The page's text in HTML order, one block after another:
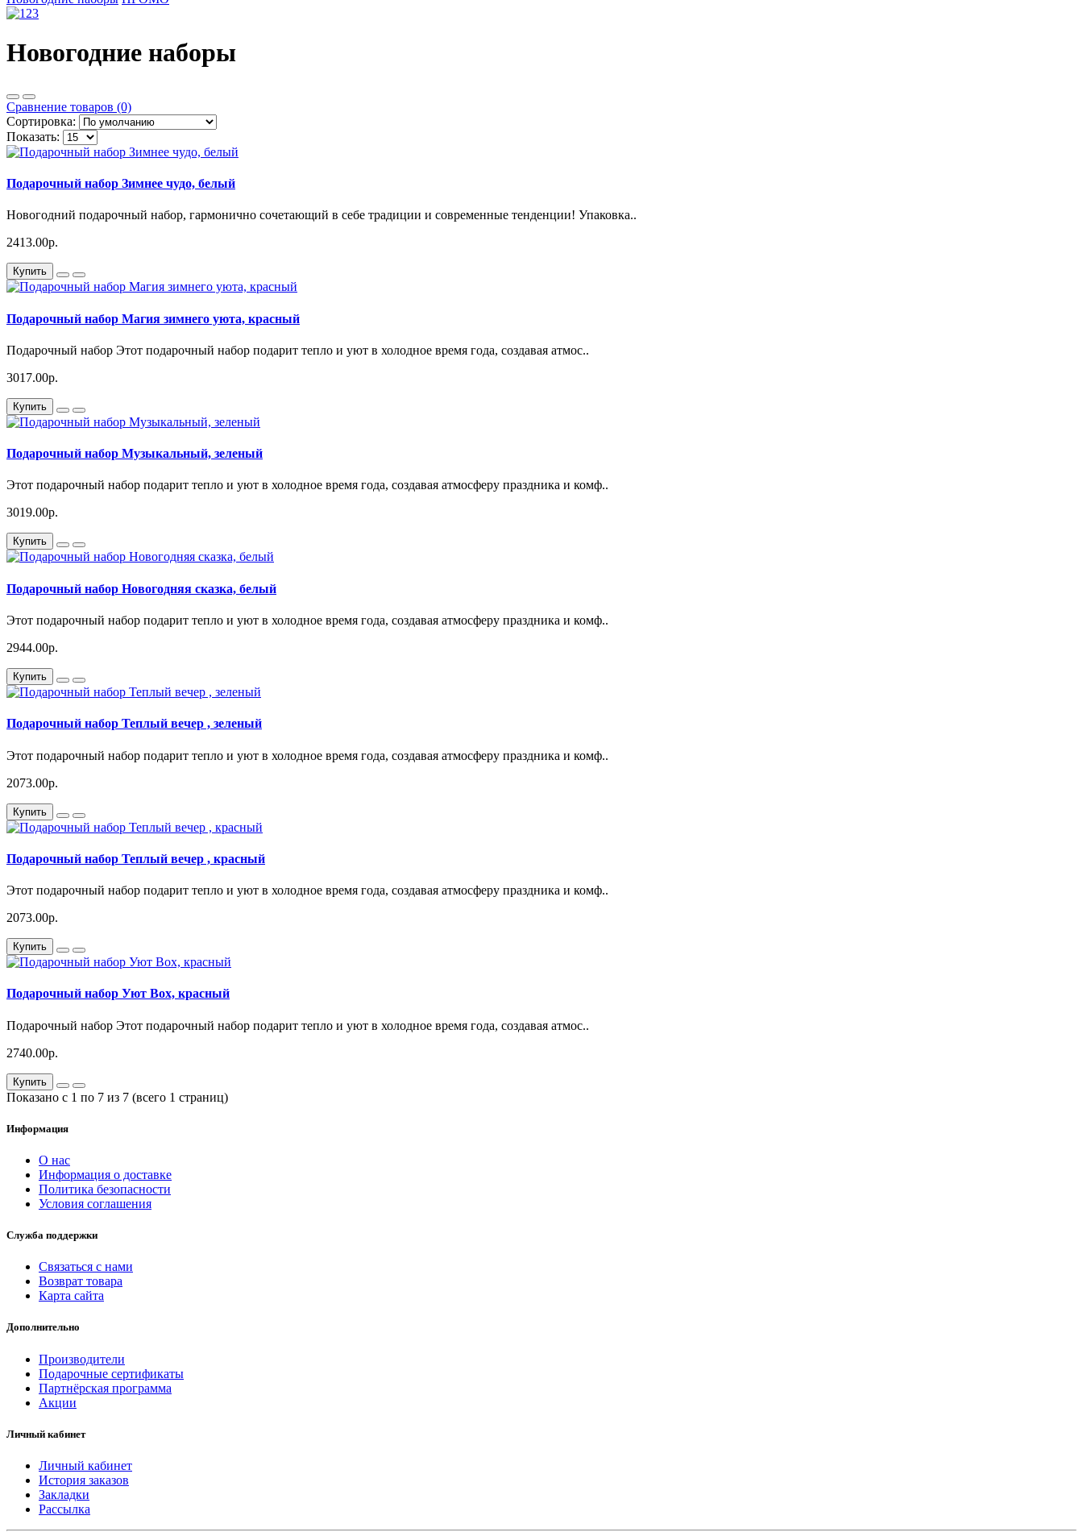
Новогодние наборы
Сравнение товаров (0)
Сортировка:
Показать:
Подарочный набор Зимнее чудо, белый
Новогодний подарочный набор, гармонично сочетающий в себе традиции и современные тенденции! Упаковка..
2413.00р.
Купить
Подарочный набор Магия зимнего уюта, красный
Подарочный набор Этот подарочный набор подарит тепло и уют в холодное время года, создавая атмос..
3017.00р.
Купить
Подарочный набор Музыкальный, зеленый
Этот подарочный набор подарит тепло и уют в холодное время года, создавая атмосферу праздника и комф..
3019.00р.
Купить
Подарочный набор Новогодняя сказка, белый
Этот подарочный набор подарит тепло и уют в холодное время года, создавая атмосферу праздника и комф..
2944.00р.
Купить
Подарочный набор Теплый вечер , зеленый
Этот подарочный набор подарит тепло и уют в холодное время года, создавая атмосферу праздника и комф..
2073.00р.
Купить
Подарочный набор Теплый вечер , красный
Этот подарочный набор подарит тепло и уют в холодное время года, создавая атмосферу праздника и комф..
2073.00р.
Купить
Подарочный набор Уют Box, красный
Подарочный набор Этот подарочный набор подарит тепло и уют в холодное время года, создавая атмос..
2740.00р.
Купить
Показано с 1 по 7 из 7 (всего 1 страниц)
Информация
О нас
Информация о доставке
Политика безопасности
Условия соглашения
Служба поддержки
Связаться с нами
Возврат товара
Карта сайта
Дополнительно
Производители
Подарочные сертификаты
Партнёрская программа
Акции
Личный кабинет
Личный кабинет
История заказов
Закладки
Рассылка